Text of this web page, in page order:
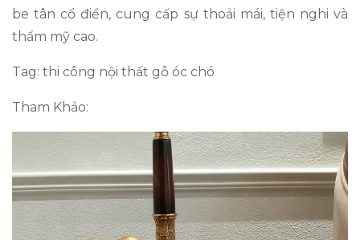
be tân cổ điển, cung cấp sự thoải mái, tiện nghi và
thẩm mỹ cao.
Tag: thi công nội thất gỗ óc chó
Tham Khảo: